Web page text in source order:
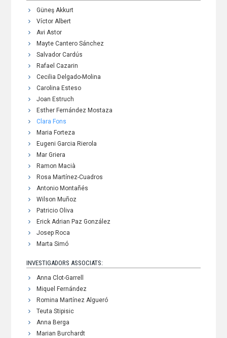
Güneş Akkurt
Víctor Albert
Avi Astor
Mayte Cantero Sánchez
Salvador Cardús
Rafael Cazarin
Cecilia Delgado-Molina
Carolina Esteso
Joan Estruch
Esther Fernández Mostaza
Clara Fons
Maria Forteza
Eugeni Garcia Rierola
Mar Griera
Ramon Macià
Rosa Martínez-Cuadros
Antonio Montañés
Wilson Muñoz
Patricio Oliva
Erick Adrian Paz González
Josep Roca
Marta Simó
INVESTIGADORS ASSOCIATS:
Anna Clot-Garrell
Miquel Fernández
Romina Martínez Algueró
Teuta Stipisic
Anna Berga
Marian Burchardt